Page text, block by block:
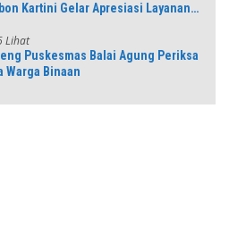
Kartini Gelar Apresiasi Layanan
Lihat
Puskesmas Balai Agung Periksa
Warga Binaan